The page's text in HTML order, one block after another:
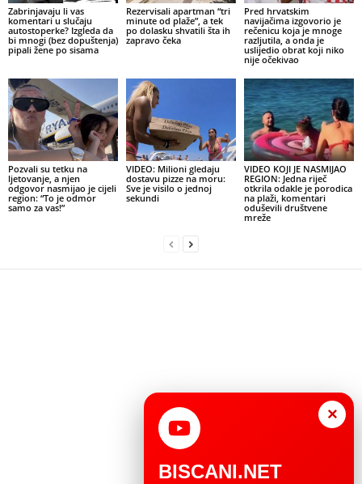
Zabrinjavaju li vas
komentari u slučaju
autostoperke? Izgleda da
bi mnogi (bez dopuštenja)
pipali žene po sisama
Rezervisali apartman “tri
minute od plaže”, a tek
po dolasku shvatili šta ih
zapravo čeka
Pred hrvatskim
navijačima izgovorio je
rečenicu koja je mnoge
razljutila, a onda je
uslijedio obrat koji niko
nije očekivao
Pozvali su tetku na
ljetovanje, a njen
odgovor nasmijao je cijeli
region: “To je odmor
samo za vas!”
VIDEO: Milioni gledaju
dostavu pizze na moru:
Sve je visilo o jednoj
sekundi
VIDEO KOJI JE NASMIJAO
REGION: Jedna riječ
otkrila odakle je porodica
na plaži, komentari
oduševili društvene
mreže
×
BISCANI.NET